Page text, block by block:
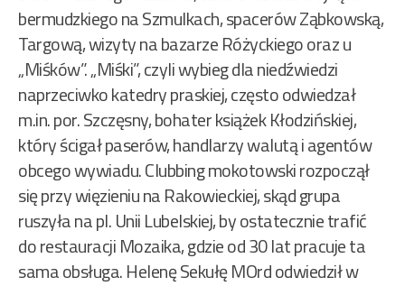
bermudzkiego na Szmulkach, spacerów Ząbkowską,
Targową, wizyty na bazarze Różyckiego oraz u
„Miśków”. „Miśki”, czyli wybieg dla niedźwiedzi
naprzeciwko katedry praskiej, często odwiedzał
m.in. por. Szczęsny, bohater książek Kłodzińskiej,
który ścigał paserów, handlarzy walutą i agentów
obcego wywiadu. Clubbing mokotowski rozpoczął
się przy więzieniu na Rakowieckiej, skąd grupa
ruszyła na pl. Unii Lubelskiej, by ostatecznie trafić
do restauracji Mozaika, gdzie od 30 lat pracuje ta
sama obsługa. Helenę Sekułę MOrd odwiedził w